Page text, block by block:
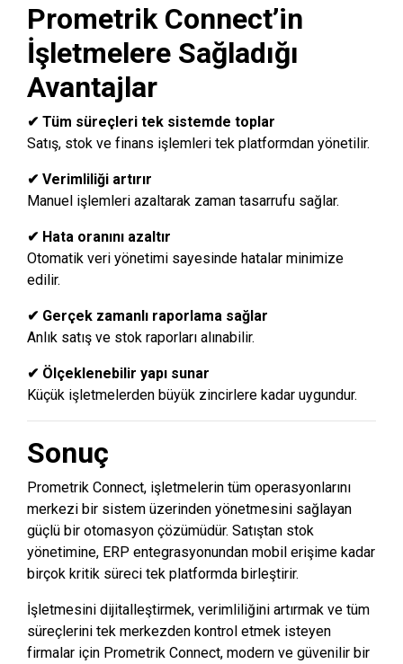
Prometrik Connect’in
İşletmelere Sağladığı
Avantajlar
✔ Tüm süreçleri tek sistemde toplar
Satış, stok ve finans işlemleri tek platformdan yönetilir.
✔ Verimliliği artırır
Manuel işlemleri azaltarak zaman tasarrufu sağlar.
✔ Hata oranını azaltır
Otomatik veri yönetimi sayesinde hatalar minimize
edilir.
✔ Gerçek zamanlı raporlama sağlar
Anlık satış ve stok raporları alınabilir.
✔ Ölçeklenebilir yapı sunar
Küçük işletmelerden büyük zincirlere kadar uygundur.
Sonuç
Prometrik Connect, işletmelerin tüm operasyonlarını
merkezi bir sistem üzerinden yönetmesini sağlayan
güçlü bir otomasyon çözümüdür. Satıştan stok
yönetimine, ERP entegrasyonundan mobil erişime kadar
birçok kritik süreci tek platformda birleştirir.
İşletmesini dijitalleştirmek, verimliliğini artırmak ve tüm
süreçlerini tek merkezden kontrol etmek isteyen
firmalar için Prometrik Connect, modern ve güvenilir bir